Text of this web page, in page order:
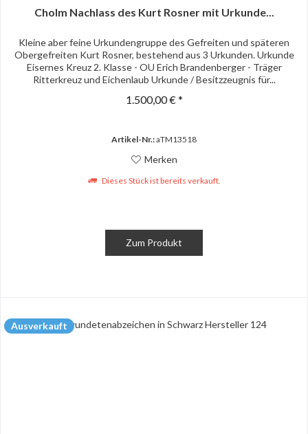
Cholm Nachlass des Kurt Rosner mit Urkunde...
Kleine aber feine Urkundengruppe des Gefreiten und späteren
Obergefreiten Kurt Rosner, bestehend aus 3 Urkunden. Urkunde
Eisernes Kreuz 2. Klasse - OU Erich Brandenberger - Träger
Ritterkreuz und Eichenlaub Urkunde / Besitzzeugnis für...
1.500,00 € *
Artikel-Nr.:aTM13518
Merken
Dieses Stück ist bereits verkauft.
Zum Produkt
Ausverkauft